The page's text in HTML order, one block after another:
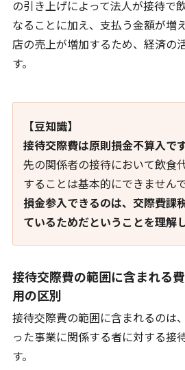
の引き上げによって法人が接待で
なることに加え、支払う金額が増
店の売上が増加するため、経済の
す。
【豆知識】
接待交際費は原則損金不算入です
先の関係者の接待において飲食
することは基本的にできませんで
損金参入できるのは、交際費課
ているためだということを理解
接待交際費の範囲に含まれる
用の区別
接待交際費の範囲に含まれるのは
った事業に関係する者に対する接
す。